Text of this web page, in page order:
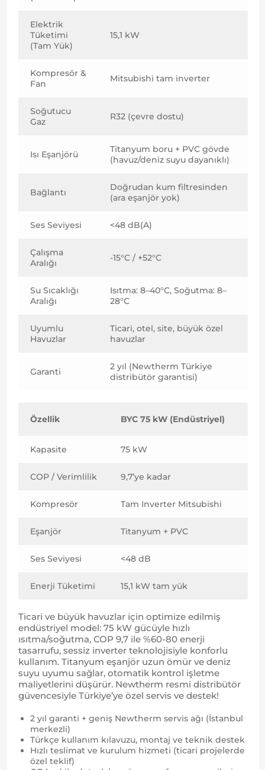
Elektrik
Tüketimi
(Tam Yük)
15,1 kW
Kompresör &
Fan
Mitsubishi tam inverter
Soğutucu
Gaz
R32 (çevre dostu)
Isı Eşanjörü
Titanyum boru + PVC gövde
(havuz/deniz suyu dayanıklı)
Bağlantı
Doğrudan kum filtresinden
(ara eşanjör yok)
Ses Seviyesi <48 dB(A)
Çalışma
Aralığı
-15°C / +52°C
Su Sıcaklığı
Aralığı
Isıtma: 8–40°C, Soğutma: 8–
28°C
Uyumlu
Havuzlar
Ticari, otel, site, büyük özel
havuzlar
Garanti
2 yıl (Newtherm Türkiye
distribütör garantisi)
Özellik BYC 75 kW (Endüstriyel)
Kapasite 75 kW
COP / Verimlilik 9,7’ye kadar
Kompresör Tam Inverter Mitsubishi
Eşanjör Titanyum + PVC
Ses Seviyesi <48 dB
Enerji Tüketimi 15,1 kW tam yük
Ticari ve büyük havuzlar için optimize edilmiş
endüstriyel model: 75 kW gücüyle hızlı
ısıtma/soğutma, COP 9,7 ile %60-80 enerji
tasarrufu, sessiz inverter teknolojisiyle konforlu
kullanım. Titanyum eşanjör uzun ömür ve deniz
suyu uyumu sağlar, otomatik kontrol işletme
maliyetlerini düşürür. Newtherm resmi distribütör
güvencesiyle Türkiye’ye özel servis ve destek!
2 yıl garanti + geniş Newtherm servis ağı (İstanbul
merkezli)
Türkçe kullanım kılavuzu, montaj ve teknik destek
Hızlı teslimat ve kurulum hizmeti (ticari projelerde
özel teklif)